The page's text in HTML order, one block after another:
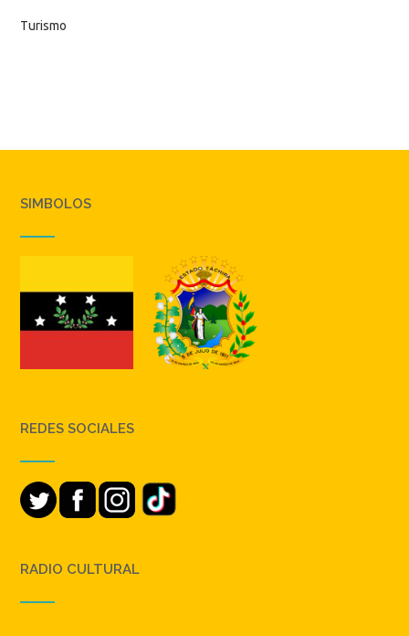
Turismo
SIMBOLOS
REDES SOCIALES
RADIO CULTURAL